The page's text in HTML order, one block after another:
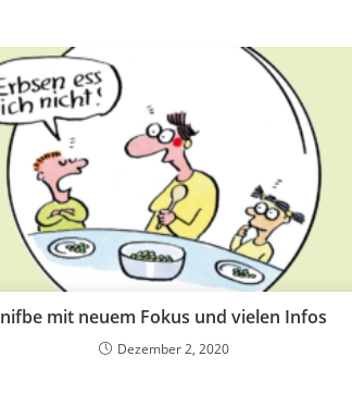
nifbe mit neuem Fokus und vielen Infos
Dezember 2, 2020